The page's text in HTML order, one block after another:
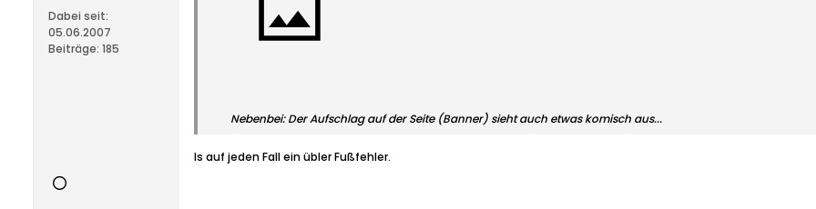
Dabei seit:
05.06.2007
Beiträge: 185
Nebenbei: Der Aufschlag auf der Seite (Banner) sieht auch etwas komisch aus...
Is auf jeden Fall ein übler Fußfehler.